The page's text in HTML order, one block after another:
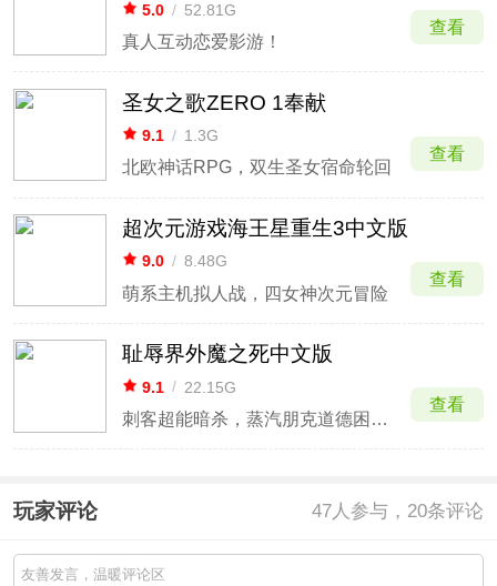
5.0 / 52.81G
真人互动恋爱影游！
查看
圣女之歌ZERO 1奉献
9.1 / 1.3G
北欧神话RPG，双生圣女宿命轮回
查看
超次元游戏海王星重生3中文版
9.0 / 8.48G
萌系主机拟人战，四女神次元冒险
查看
耻辱界外魔之死中文版
9.1 / 22.15G
刺客超能暗杀，蒸汽朋克道德困境终章
查看
玩家评论 47人参与，20条评论